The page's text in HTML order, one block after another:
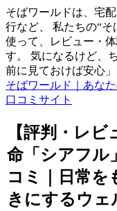
そばワールドは、宅
行など、 私たちの“
使って、レビュー・
す。 気になるけど、
前に見ておけば安心
そばワールド｜あな
口コミサイト
【評判・レ
命「シアフル
コミ｜日常を
きにするウェ